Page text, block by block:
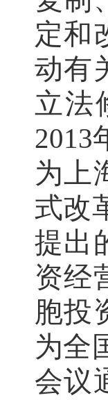
定和
动有
立法
2013
为上
式改
提出
资经
胞投
为全
会议